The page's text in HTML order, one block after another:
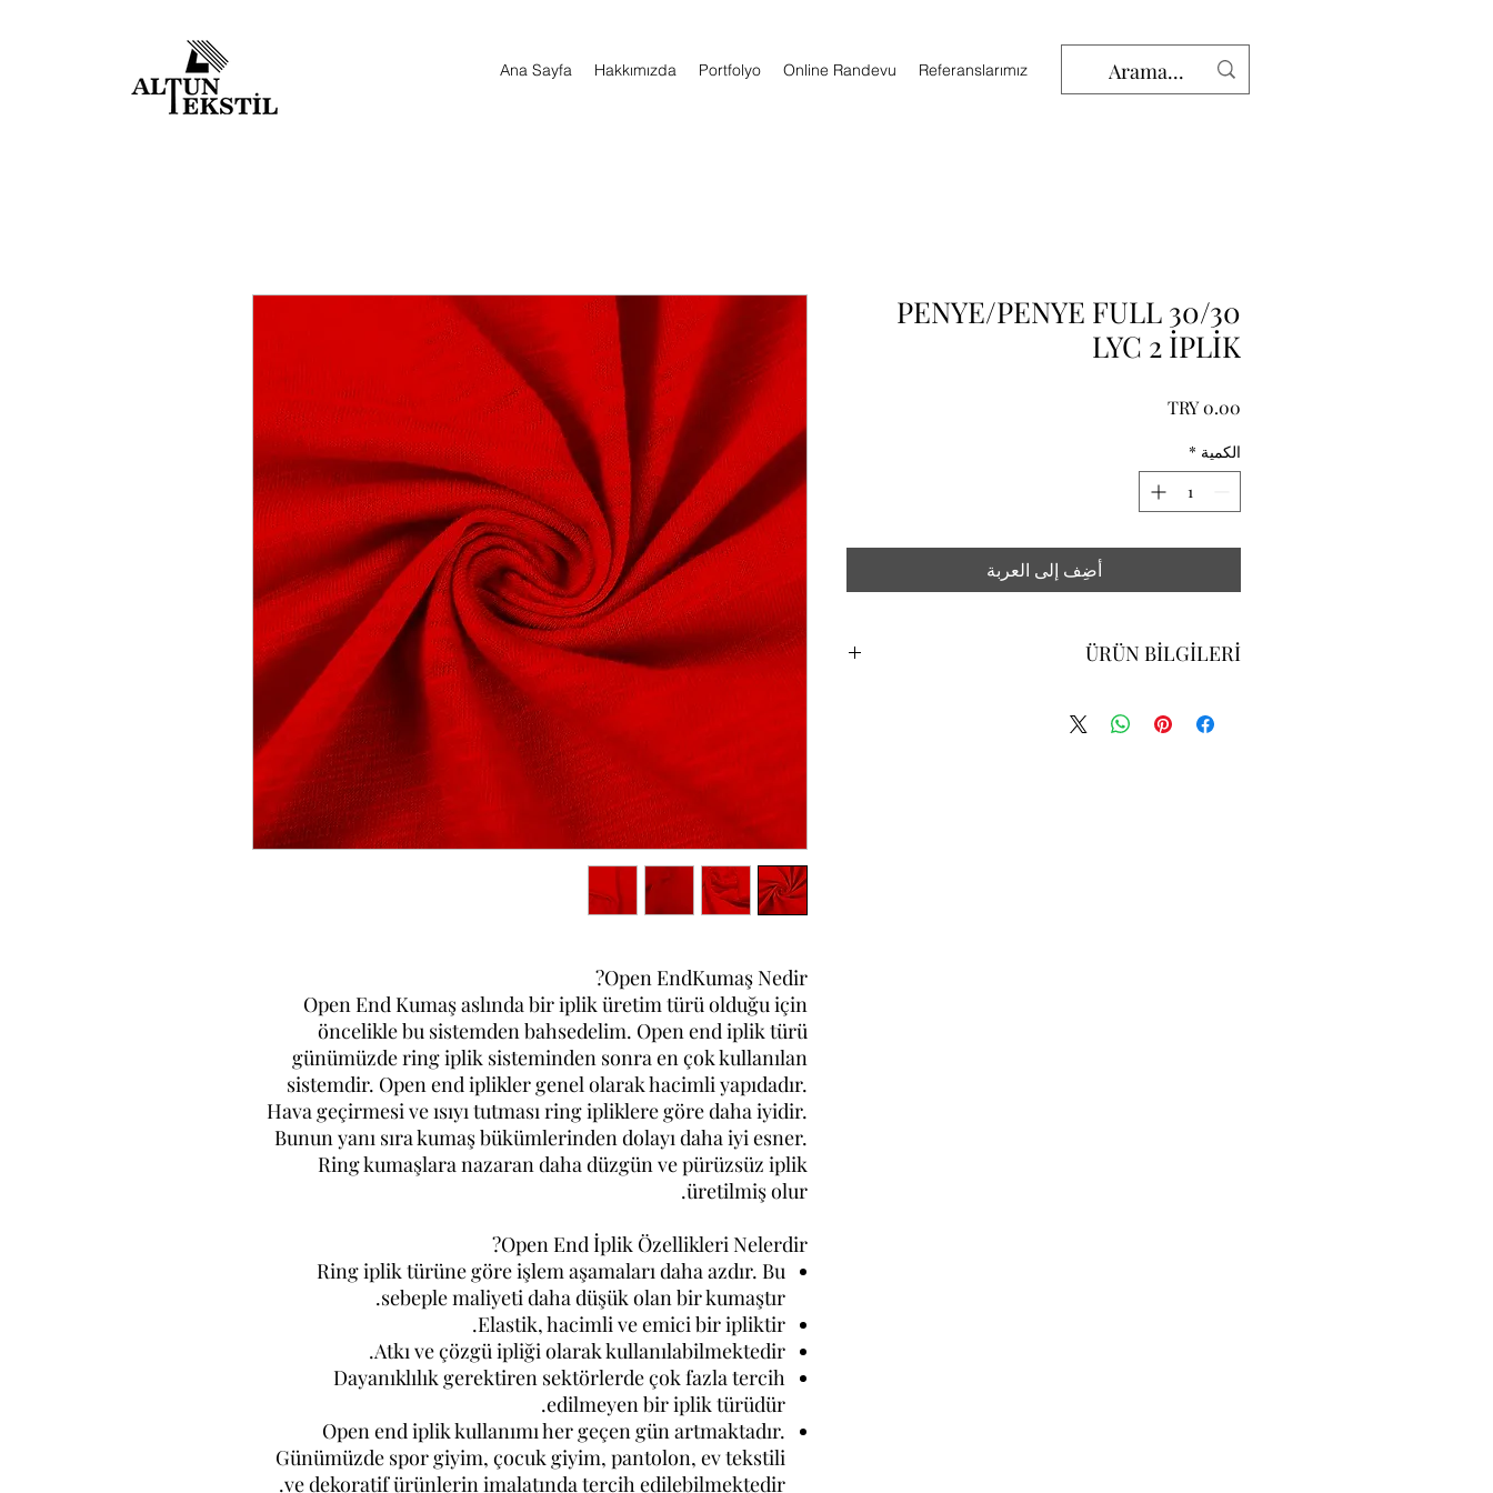
Ana Sayfa Hakkımızda Portfolyo Online Randevu Referanslarımız
Open EndKumaş Nedir?
Open End Kumaş aslında bir iplik üretim türü olduğu için
öncelikle bu sistemden bahsedelim. Open end iplik türü
günümüzde ring iplik sisteminden sonra en çok kullanılan
sistemdir. Open end iplikler genel olarak hacimli yapıdadır.
Hava geçirmesi ve ısıyı tutması ring ipliklere göre daha iyidir.
Bunun yanı sıra kumaş bükümlerinden dolayı daha iyi esner.
Ring kumaşlara nazaran daha düzgün ve pürüzsüz iplik
üretilmiş olur.
Open End İplik Özellikleri Nelerdir?
Ring iplik türüne göre işlem aşamaları daha azdır. Bu
sebeple maliyeti daha düşük olan bir kumaştır.
Elastik, hacimli ve emici bir ipliktir.
Atkı ve çözgü ipliği olarak kullanılabilmektedir.
Dayanıklılık gerektiren sektörlerde çok fazla tercih
edilmeyen bir iplik türüdür.
Open end iplik kullanımı her geçen gün artmaktadır.
Günümüzde spor giyim, çocuk giyim, pantolon, ev tekstili
ve dekoratif ürünlerin imalatında tercih edilebilmektedir.
30/30 PENYE/PENYE FULL
LYC 2 İPLİK
السعر
الكمية *
أضِف إلى العربة
ÜRÜN BİLGİLERİ